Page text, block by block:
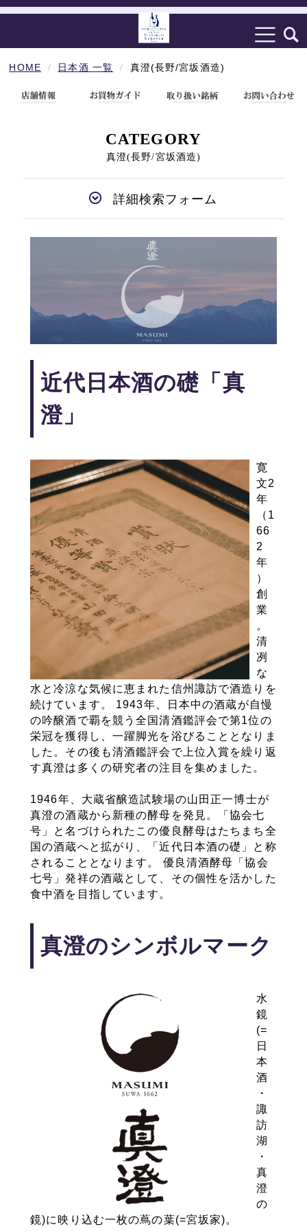
HOME 日本酒 一覧 真澄(長野/宮坂酒造)
CATEGORY
真澄(長野/宮坂酒造)
詳細検索フォーム
近代日本酒の礎「真
澄」
寛
文2
年
（1
66
2
年
）
創
業
。
清
冽
な
水と冷涼な気候に恵まれた信州諏訪で酒造りを
続けています。 1943年、日本中の酒蔵が自慢
の吟醸酒で覇を競う全国清酒鑑評会で第1位の
栄冠を獲得し、一躍脚光を浴びることとなりま
した。その後も清酒鑑評会で上位入賞を繰り返
す真澄は多くの研究者の注目を集めました。
1946年、大蔵省醸造試験場の山田正一博士が
真澄の酒蔵から新種の酵母を発見。「協会七
号」と名づけられたこの優良酵母はたちまち全
国の酒蔵へと拡がり、「近代日本酒の礎」と称
されることとなります。 優良清酒酵母「協会
七号」発祥の酒蔵として、その個性を活かした
食中酒を目指しています。
真澄のシンボルマーク
水
鏡
(=
日
本
酒
・
諏
訪
湖
・
真
澄
の
鏡)に映り込む一枚の蔦の葉(=宮坂家)。